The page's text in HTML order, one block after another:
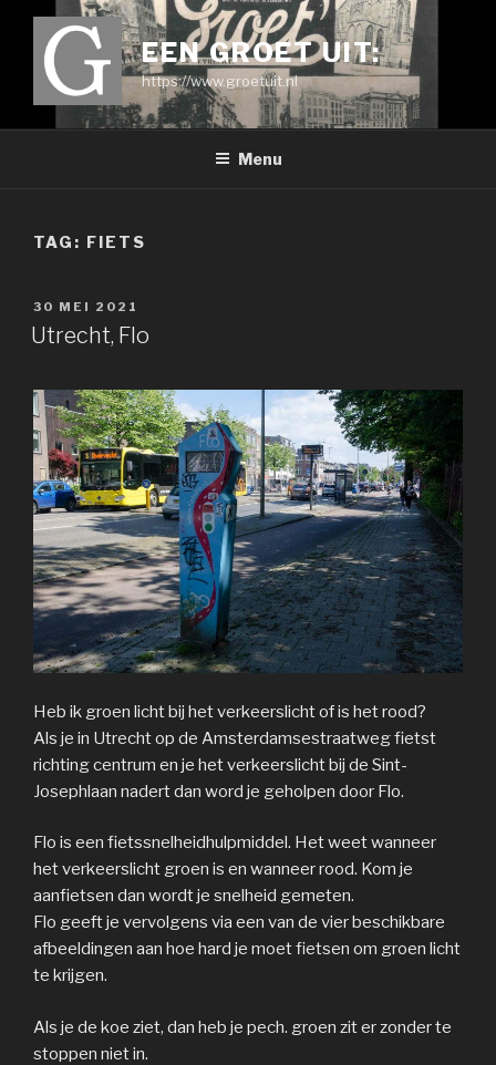
EEN GROET UIT:
https://www.groetuit.nl
Menu
TAG: FIETS
GEPLAATST
OP
30 MEI 2021
Utrecht, Flo
Heb ik groen licht bij het verkeerslicht of is het rood?
Als je in Utrecht op de Amsterdamsestraatweg fietst
richting centrum en je het verkeerslicht bij de Sint-
Josephlaan nadert dan word je geholpen door Flo.
Flo is een fietssnelheidhulpmiddel. Het weet wanneer
het verkeerslicht groen is en wanneer rood. Kom je
aanfietsen dan wordt je snelheid gemeten.
Flo geeft je vervolgens via een van de vier beschikbare
afbeeldingen aan hoe hard je moet fietsen om groen licht
te krijgen.
Als je de koe ziet, dan heb je pech. groen zit er zonder te
stoppen niet in.